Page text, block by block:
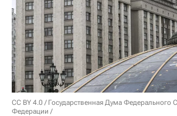
CC BY 4.0 / Государственная Дума Федерального
Федерации /